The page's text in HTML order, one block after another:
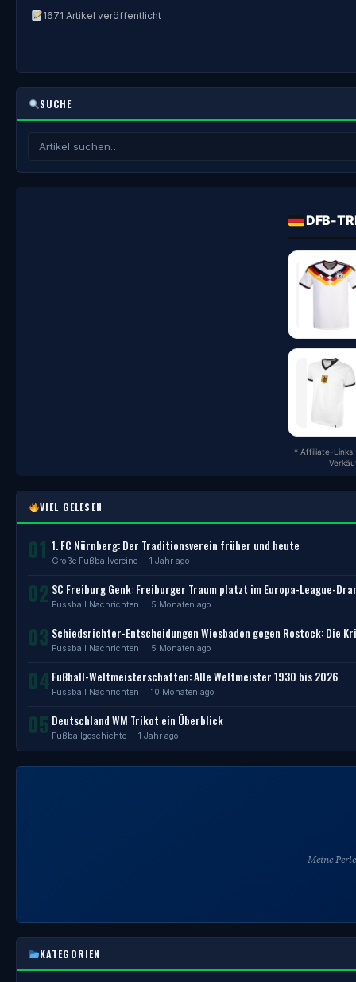
1671 Artikel veröffentlicht
SUCHE
DFB-
* Affiliate-
VIEL GELESEN
01 1. FC Nürnberg: Der Traditionsverein früher und heute
Große Fußballvereine · 1 Jahr ago
02 SC Freiburg Genk: Freiburger Traum platzt im Europa-League-
Fussball Nachrichten · 5 Monaten ago
03 Schiedsrichter-Entscheidungen Wiesbaden gegen Rostock: Die
Fussball Nachrichten · 5 Monaten ago
04 Fußball-Weltmeisterschaften: Alle Weltmeister 1930 bis 2026
Fussball Nachrichten · 10 Monaten ago
05 Deutschland WM Trikot ein Überblick
Fußballgeschichte · 1 Jahr ago
Meine
KATEGORIEN